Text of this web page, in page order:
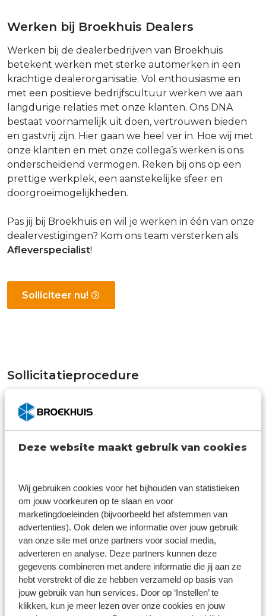
Deze website maakt gebruik van cookies
Wij gebruiken cookies voor het bijhouden van statistieken
om jouw voorkeuren op te slaan en voor
marketingdoeleinden (bijvoorbeeld het afstemmen van
advertenties). Ook delen we informatie over jouw gebruik
van onze site met onze partners voor social media,
adverteren en analyse. Deze partners kunnen deze
gegevens combineren met andere informatie die jij aan ze
hebt verstrekt of die ze hebben verzameld op basis van
jouw gebruik van hun services. Door op ‘Instellen’ te
klikken, kun je meer lezen over onze cookies en jouw
Werken bij Broekhuis Dealers
Werken bij de dealerbedrijven van Broekhuis
betekent werken met sterke automerken in een
krachtige dealerorganisatie. Vol enthousiasme en
met een positieve bedrijfscultuur werken we aan
langdurige relaties met onze klanten. Ons DNA
bestaat voornamelijk uit doen, vertrouwen bieden
en gastvrij zijn. Hier gaan we heel ver in. Hoe wij met
onze klanten en met onze collega’s werken is ons
onderscheidend vermogen. Reken bij ons op een
prettige werkplek, een aanstekelijke sfeer en
doorgroeimogelijkheden.
Pas jij bij Broekhuis en wil je werken in één van onze
dealervestigingen? Kom ons team versterken als
Afleverspecialist!
Solliciteer nu!
Sollicitatieprocedure
Stap 1
Solliciteren